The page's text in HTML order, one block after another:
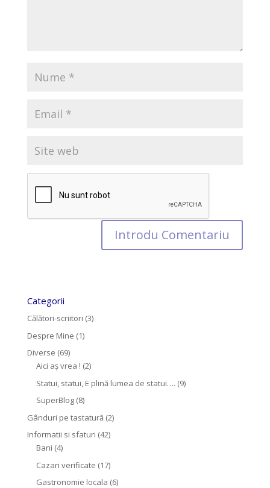
Categorii
Călători-scriitori (3)
Despre Mine (1)
Diverse (69)
Aici aș vrea ! (2)
Statui, statui, E plină lumea de statui…. (9)
SuperBlog(8)
Gânduri pe tastatură(2)
Informatii si sfaturi (42)
Bani (4)
Cazari verificate (17)
Gastronomie locala (6)